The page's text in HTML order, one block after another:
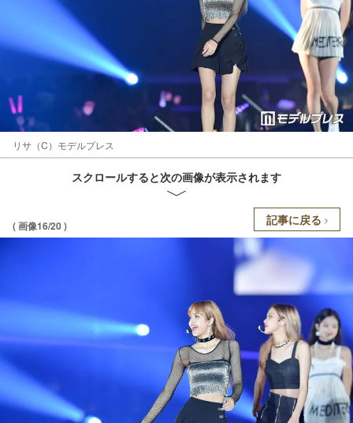
リサ（C）モデルプレス
スクロールすると次の画像が表示されます
( 画像16/20 ) 記事に戻る